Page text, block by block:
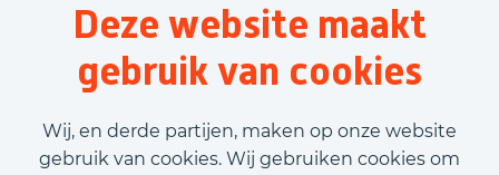
Deze website maakt
gebruik van cookies
Wij, en derde partijen, maken op onze website
gebruik van cookies. Wij gebruiken cookies om
Logistiek
32 uur
€2.725,00 - €3.100,00